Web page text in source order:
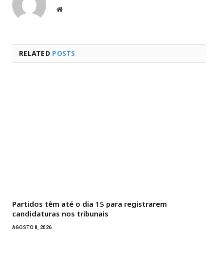
Website
RELATED POSTS
Partidos têm até o dia 15 para registrarem
candidaturas nos tribunais
AGOSTO 8, 2026